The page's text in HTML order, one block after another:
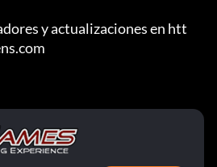
y actualizaciones en htt